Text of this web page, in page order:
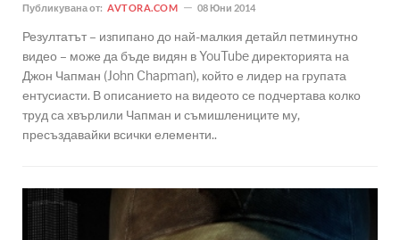
Публикувана от: AVTORA.COM 08 Юни 2014
Резултатът – изпипано до най-малкия детайл петминутно
видео – може да бъде видян в YouTube директорията на
Джон Чапман (John Chapman), който е лидер на групата
ентусиасти. В описанието на видеото се подчертава колко
труд са хвърлили Чапман и съмишлениците му,
пресъздавайки всички елементи..